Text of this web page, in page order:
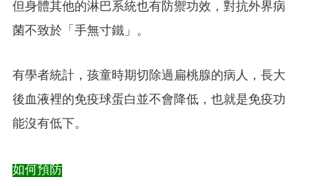
但身體其他的淋巴系統也有防禦功效，對抗外界病
菌不致於「手無寸鐵」。
有學者統計，孩童時期切除過扁桃腺的病人，長大
後血液裡的免疫球蛋白並不會降低，也就是免疫功
能沒有低下。
如何預防